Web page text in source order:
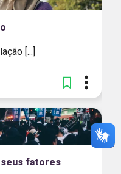
[...]
fatores